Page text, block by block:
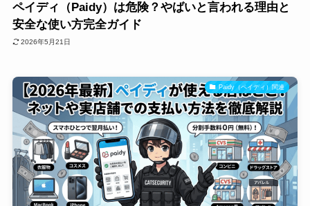
ペイディ（Paidy）は危険？やばいと言われる理由と
安全な使い方完全ガイド
2026年5月21日
Paidy（ペイディ）関連